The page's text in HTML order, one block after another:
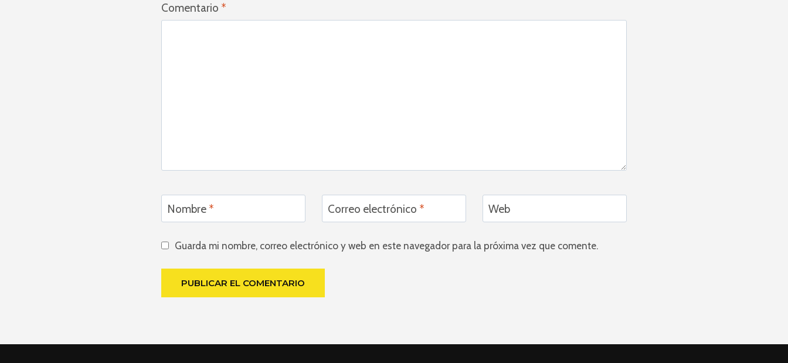
Comentario *
Nombre * Correo electrónico * Web
Guarda mi nombre, correo electrónico y web en este navegador para la próxima vez que comente.